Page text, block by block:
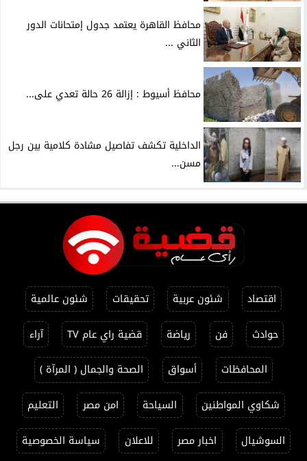
محافظ القاهرة يعتمد جدول إمتحانات الدور
الثاني ...
محافظ أسيوط : إزالة 26 حالة تعدي على...
الداخلية تكشف تفاصيل مشادة كلامية بين رجل
مسن...
اقتصاد شئون عربية تحقيقات
شئون عالمية
حوادث
فن رياضة قضية راي عام TV
آراء
المحافظات
أسواق
الصحة والجمال ( المرآة )
شكاوي المواطنين
السياحة امن مصر
التعليم
السوشيال
اخبار مصر للاعلان سياسة الخصوصية